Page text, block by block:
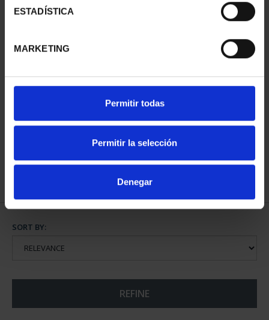
ESTADÍSTICA
MARKETING
Permitir todas
Permitir la selección
Denegar
BURGOS CATHEDRAL
€140.00
SORT BY:
REFINE